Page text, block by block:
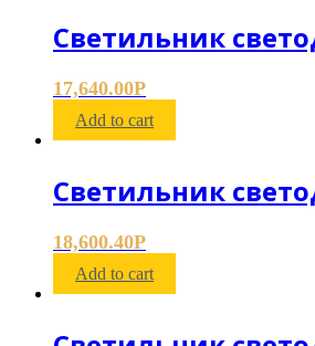
Светильник
17,640.00Р
Add to cart
Светильник
18,600.40Р
Add to cart